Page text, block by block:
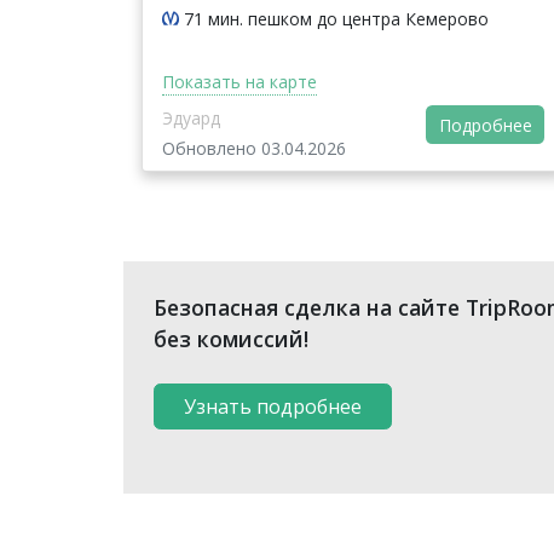
71 мин. пешком до центра Кемерово
Показать на карте
Эдуард
Обновлено 03.04.2026
Подробнее
Безопасная сделка на сайте
без комиссий!
Узнать подробнее